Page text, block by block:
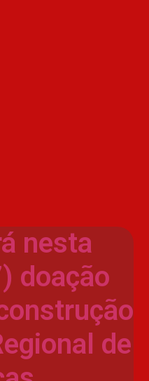
nesta
doação
de